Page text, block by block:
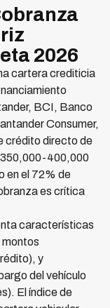
2026
cartera crediticia
BCI, Banco
Consumer,
crédito directo de
350,000-400,000
en el 72% de
es crítica
características
montos
y
del vehículo
El índice de